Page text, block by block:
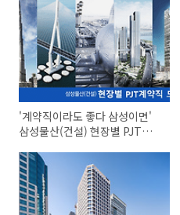
'계약직이라도 좋다 삼성이면'
삼성물산(건설) 현장별 PJT계약